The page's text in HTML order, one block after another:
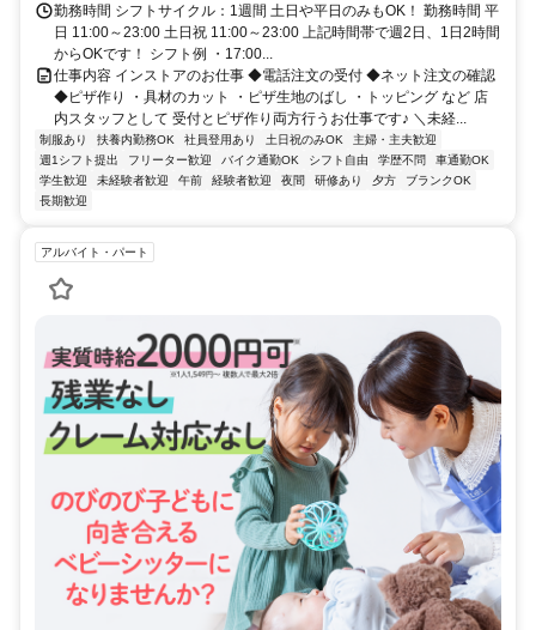
勤務時間 シフトサイクル：1週間 土日や平日のみもOK！ 勤務時間 平
日 11:00～23:00 土日祝 11:00～23:00 上記時間帯で週2日、1日2時間
からOKです！ シフト例 ・17:00...
仕事内容 インストアのお仕事 ◆電話注文の受付 ◆ネット注文の確認
◆ピザ作り ・具材のカット ・ピザ生地のばし ・トッピング など 店
内スタッフとして 受付とピザ作り両方行うお仕事です♪ ＼未経...
制服あり 扶養内勤務OK 社員登用あり 土日祝のみOK
主婦・主夫歓迎
週1シフト提出
フリーター歓迎 バイク通勤OK シフト自由 学歴不問
車通勤OK
学生歓迎
未経験者歓迎 午前 経験者歓迎 夜間 研修あり 夕方
ブランクOK
長期歓迎
アルバイト・パート